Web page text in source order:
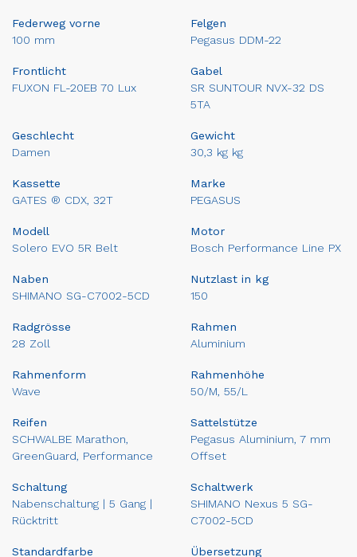
Federweg vorne
100 mm
Felgen
Pegasus DDM-22
Frontlicht
FUXON FL-20EB 70 Lux
Gabel
SR SUNTOUR NVX-32 DS
5TA
Geschlecht
Damen
Gewicht
30,3 kg kg
Kassette
GATES ® CDX, 32T
Marke
PEGASUS
Modell
Solero EVO 5R Belt
Motor
Bosch Performance Line PX
Naben
SHIMANO SG-C7002-5CD
Nutzlast in kg
150
Radgrösse
28 Zoll
Rahmen
Aluminium
Rahmenform
Wave
Rahmenhöhe
50/M, 55/L
Reifen
SCHWALBE Marathon,
GreenGuard, Performance
Sattelstütze
Pegasus Aluminium, 7 mm
Offset
Schaltung
Nabenschaltung | 5 Gang |
Rücktritt
Schaltwerk
SHIMANO Nexus 5 SG-
C7002-5CD
Standardfarbe Übersetzung